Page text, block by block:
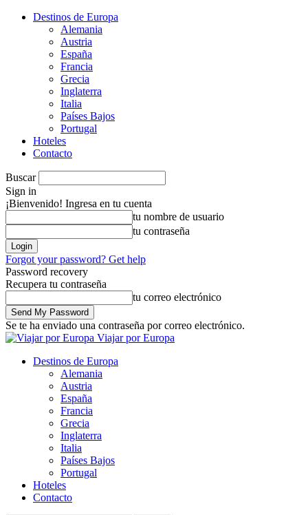
Destinos de Europa
Alemania
Austria
España
Francia
Grecia
Inglaterra
Italia
Países Bajos
Portugal
Hoteles
Contacto
Buscar
Sign in
¡Bienvenido! Ingresa en tu cuenta
tu nombre de usuario
tu contraseña
Forgot your password? Get help
Password recovery
Recupera tu contraseña
tu correo electrónico
Se te ha enviado una contraseña por correo electrónico.
Viajar por Europa
Destinos de Europa
Alemania
Austria
España
Francia
Grecia
Inglaterra
Italia
Países Bajos
Portugal
Hoteles
Contacto